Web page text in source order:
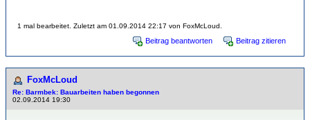
1 mal bearbeitet. Zuletzt am 01.09.2014 22:17 von FoxMcLoud.
Beitrag beantworten Beitrag zitieren
FoxMcLoud
Re: Barmbek: Bauarbeiten haben begonnen
02.09.2014 19:30